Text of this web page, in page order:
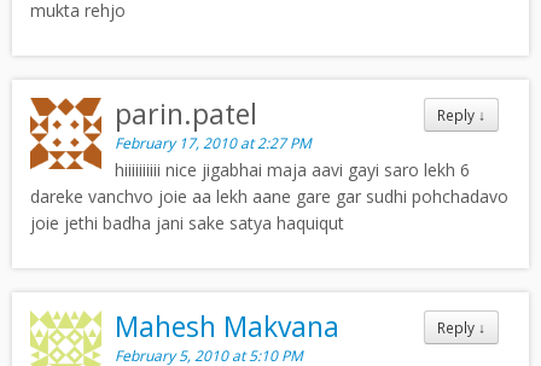
mukta rehjo
Reply ↓
parin.patel
February 17, 2010 at 2:27 PM
hiiiiiiiiii nice jigabhai maja aavi gayi saro lekh 6
dareke vanchvo joie aa lekh aane gare gar sudhi pohchadavo
joie jethi badha jani sake satya haquiqut
Reply ↓
Mahesh Makvana
February 5, 2010 at 5:10 PM